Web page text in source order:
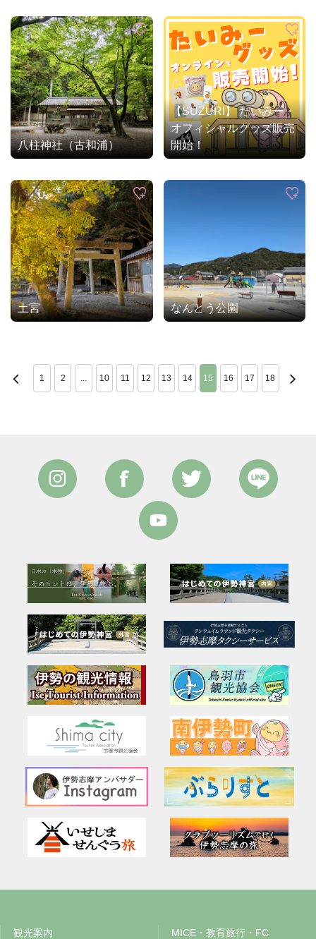
八柱神社（古和浦）
【SUZURI】 たいみー・
オフィシャルグッズ販売
開始！
土宮 なんとう公園
1 2 ... 10 11 12 13 14 15 16 17 18
観光案内 MICE・教育旅行・FC